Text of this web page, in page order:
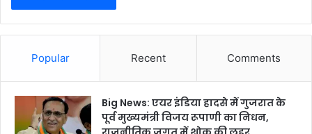
Popular Recent Comments
Big News: एयर इंडिया हादसे में गुजरात के
पूर्व मुख्यमंत्री विजय रूपाणी का निधन,